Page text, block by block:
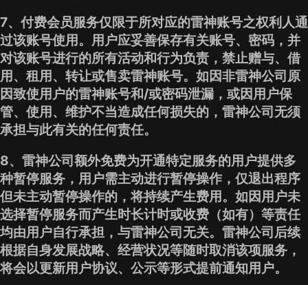
7、付费会员服务仅限于所对应的雷神账号之权利人通
过该账号使用。用户应妥善保存有关账号、密码，并
对该账号进行的所有活动和行为负责，禁止赠与、借
用、租用、转让或售卖雷神账号。如因非雷神公司原
因致使用户的雷神账号和/或密码泄漏，或因用户保
管、使用、维护不当造成任何损失的，雷神公司无须
承担与此有关的任何责任。
8、雷神公司额外免费为开通特定服务的用户提供多
种暂停服务，用户需主动进行暂停操作，仅退出程序
但未主动暂停操作的，将持续产生费用。如因用户未
选择暂停服务而产生时长计时或收费（如有）等责任
均由用户自行承担，与雷神公司无关。雷神公司后续
根据自身发展战略、经营状况等随时取消该项服务，
将会以更新用户协议、公示等形式提前通知用户。